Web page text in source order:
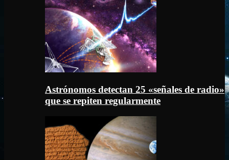
Astrónomos detectan 25 «señales de radio»
que se repiten regularmente